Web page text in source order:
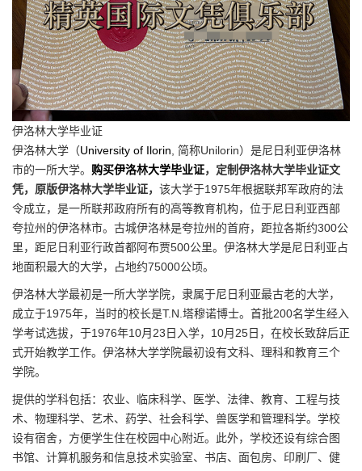
伊洛林大学毕业证
伊洛林大学（University of Ilorin , 简称Unilorin）是尼日利亚伊洛林
市的一所大学。 购买伊洛林大学毕业证，定制伊洛林大学毕业证文
凭，原版伊洛林大学毕业证， 该大学于1975年根据联邦军政府的法
令成立，是一所联邦政府所有的高等教育机构，位于尼日利亚西部
夸拉州的伊洛林市。古城伊洛林是夸拉州的首府，距拉各斯约300公
里，距尼日利亚行政首都阿布贾500公里。伊洛林大学是尼日利亚占
地面积最大的大学，占地约75000公顷。
伊洛林大学最初是一所大学学院，隶属于尼日利亚最古老的大学，
成立于1975年，当时的校长是T.N.塔穆诺博士。首批200名学生经入
学考试选拔，于1976年10月23日入学，10月25日，在校长致辞后正
式开始教学工作。伊洛林大学学院最初设有文科、理科和教育三个
学院。
提供的学科包括：农业、临床科学、医学、法律、教育、工程与技
术、物理科学、艺术、药学、社会科学、兽医学和管理科学。学校
设有宿舍，方便学生住在校园中心附近。此外，学校还设有综合图
书馆、计算机服务和信息技术实验室、书店、面包房、印刷厂、健